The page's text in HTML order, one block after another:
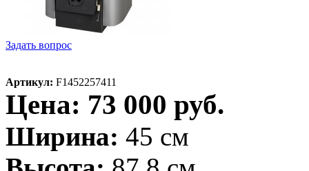
Задать вопрос
Артикул: F1452257411
Цена: 73 000 руб.
Ширина: 45 см